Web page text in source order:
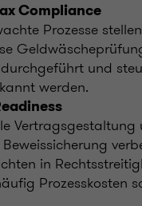
Compliance
Prozesse
und
werden.
Vertragsgestaltung
in
Prozesskosten